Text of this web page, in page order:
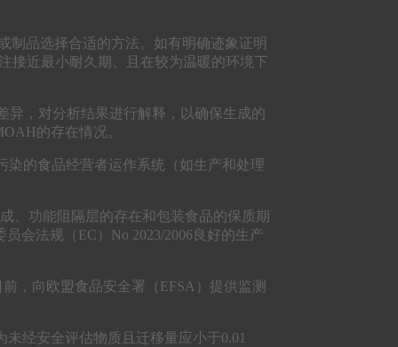
制品选择合适的方法。如有明确迹象证明
接近最小耐久期、且在较为温暖的环境下
异，对分析结果进行解释，以确保生成的
的存在情况。
的食品经营者运作系统（如生产和处理
、功能阻隔层的存在和包装食品的保质期
会法规（EC）No 2023/2006良好的生产
，向欧盟食品安全署（EFSA）提供监测
经安全评估物质且迁移量应小于0.01